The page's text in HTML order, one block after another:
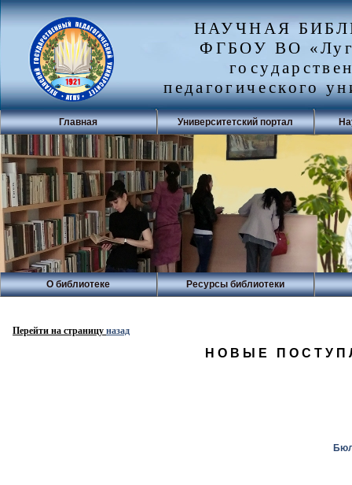
НАУЧНАЯ
ФГБОУ ВО
педагогического
Главная Университетский портал
О библиотеке Ресурсы библиотеки
Перейти на страницу назад
НОВЫЕ